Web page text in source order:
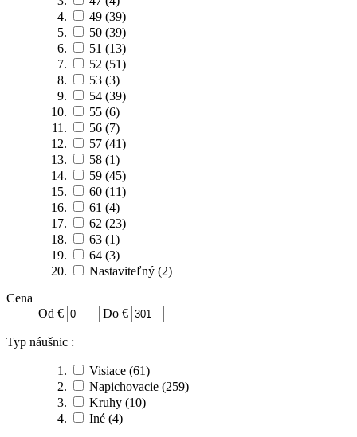
49 (39)
50 (39)
51 (13)
52 (51)
53 (3)
54 (39)
55 (6)
56 (7)
57 (41)
58 (1)
59 (45)
60 (11)
61 (4)
62 (23)
63 (1)
64 (3)
Nastaviteľný (2)
Cena
Od €
Do €
Typ náušnic :
Visiace (61)
Napichovacie (259)
Kruhy (10)
Iné (4)